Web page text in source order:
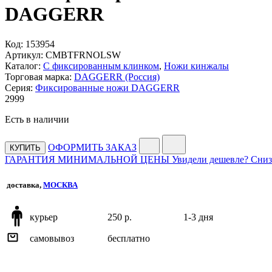
DAGGERR
Код: 153954
Артикул: CMBTFRNOLSW
Каталог: С фиксированным клинком, Ножи кинжалы
Торговая марка: DAGGERR (Россия)
Серия: Фиксированные ножи DAGGERR
2999
Есть в наличии
КУПИТЬ
ОФОРМИТЬ ЗАКАЗ
ГАРАНТИЯ МИНИМАЛЬНОЙ ЦЕНЫ Увидели дешевле?
доставка, МОСКВА
курьер 250 р. 1-3 дня
самовывоз бесплатно